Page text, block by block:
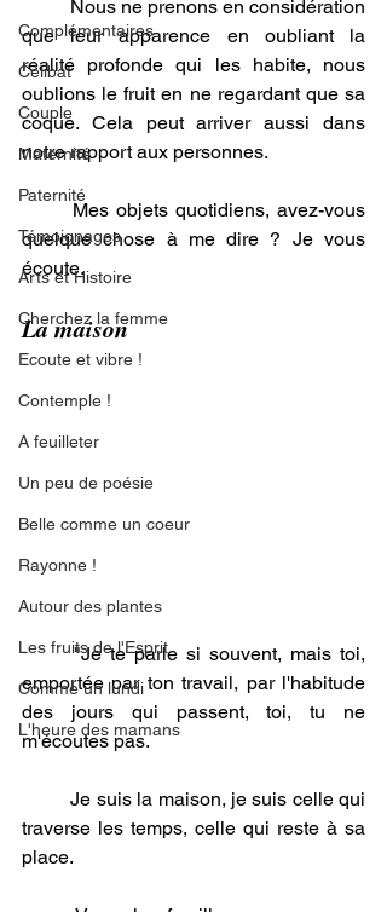
Complémentaires
Célibat
Couple
Maternité
Paternité
Témoignages
Arts et Histoire
Cherchez la femme
Ecoute et vibre !
Contemple !
A feuilleter
Un peu de poésie
Belle comme un coeur
Rayonne !
Autour des plantes
Les fruits de l'Esprit
Comme un lundi
L'heure des mamans
que leur apparence en oubliant la
réalité profonde qui les habite, nous
oublions le fruit en ne regardant que sa
coque. Cela peut arriver aussi dans
notre rapport aux personnes.
quelque chose à me dire ? Je vous
écoute.
La maison
	"Je te parle si souvent, mais toi,
emportée par ton travail, par l'habitude
des jours qui passent, toi, tu ne
m'écoutes pas.
	Je suis la maison, je suis celle qui
traverse les temps, celle qui reste à sa
place.